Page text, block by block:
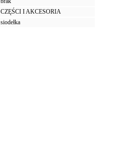
CZĘŚCI I AKCESORIA
siodełka